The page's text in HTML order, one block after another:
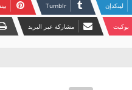
لينكدإن
بوكيت مشاركة عبر البريد